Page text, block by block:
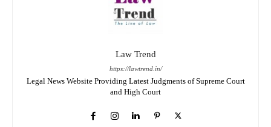
Law Trend
https://lawtrend.in/
Legal News Website Providing Latest Judgments of Supreme Court
and High Court